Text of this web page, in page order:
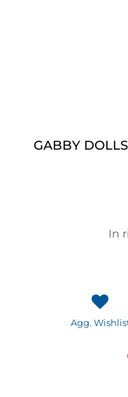
GABBY
In
Agg.